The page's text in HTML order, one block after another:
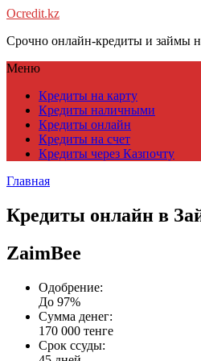
Ocredit.kz
Срочно онлайн-кредиты и займы
Меню
Кредиты на карту
Кредиты наличными
Кредиты онлайн
Кредиты на счет
Кредиты через Казпочту
Главная
Кредиты онлайн в
ZaimBee
Одобрение:
До 97%
Сумма денег:
170 000 тенге
Срок ссуды: